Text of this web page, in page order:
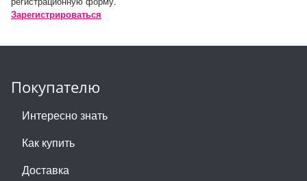
Зарегистрироваться
Покупателю
Интересно знать
Как купить
Доставка